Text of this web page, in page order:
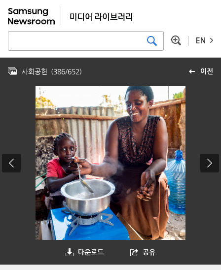
EN
이전
사회공헌 (386/652)
다운로드 공유